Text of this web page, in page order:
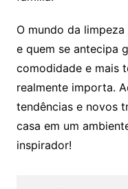
O mundo da
e quem se antecipa
comodidade e mais
realmente importa.
tendências e novos
casa em um
inspirador!